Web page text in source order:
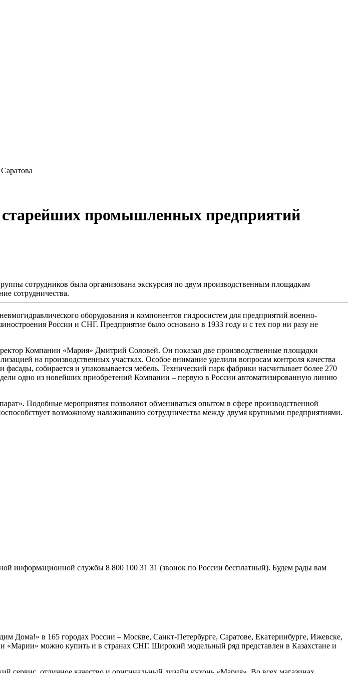
промышленных предприятий
сотрудников была организована экскурсия по двум производственным площадкам
сотрудничества.
оборудования и компонентов гидросистем для предприятий военно-
России и СНГ. Предприятие было основано в 1933 году и с тех пор ни разу не
Компании «Мария» Дмитрий Соловей. Он показал две производственные площадки
на производственных участках. Особое внимание уделили вопросам контроля качества
собирается и упаковывается мебель. Технический парк фабрики насчитывает более 270
одно из новейших приобретений Компании – первую в России автоматизированную линию
Подобные мероприятия позволяют обмениваться опытом в сфере производственной
возможному налаживанию сотрудничества между двумя крупными предприятиями.
информационной службы 8 800 100 31 31 (звонок по России бесплатный). Будем рады вам
Дома!» в 165 городах России – Москве, Санкт-Петербурге, Саратове, Екатеринбурге, Ижевске,
«Марии» можно купить и в странах СНГ. Широкий модельный ряд представлен в Казахстане и